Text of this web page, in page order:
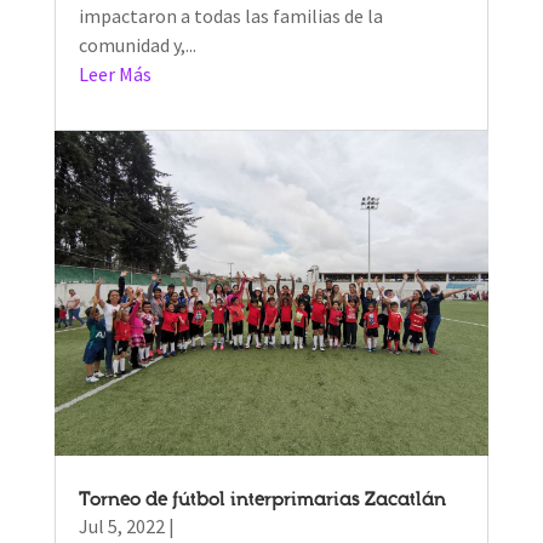
impactaron a todas las familias de la
comunidad y,...
Leer Más
Torneo de fútbol interprimarias Zacatlán
Jul 5, 2022|